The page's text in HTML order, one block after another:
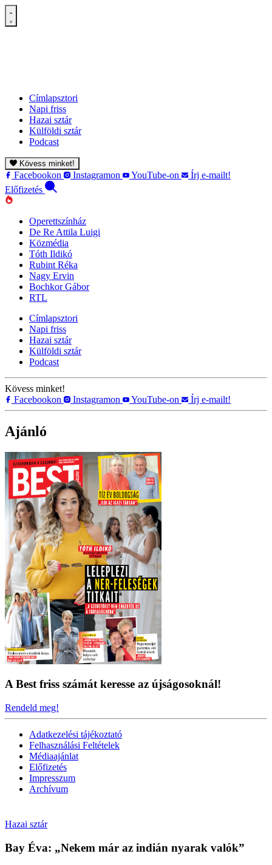
Címlapsztori
Napi friss
Hazai sztár
Külföldi sztár
Podcast
Kövess minket!
Facebookon Instagramon YouTube-on
Írj e-mailt!
Előfizetés
Operettszínház
De Re Attila Luigi
Közmédia
Tóth Ildikó
Rubint Réka
Nagy Ervin
Bochkor Gábor
RTL
Címlapsztori
Napi friss
Hazai sztár
Külföldi sztár
Podcast
Kövess minket!
Facebookon
Instagramon YouTube-on Írj e-mailt!
Ajánló
A Best friss számát keresse az újságosoknál!
Rendeld meg!
Adatkezelési tájékoztató
Felhasználási Feltételek
Médiaajánlat
Előfizetés
Impresszum
Archívum
Hazai sztár
Bay Éva: „Nekem már az indián nyarak valók”